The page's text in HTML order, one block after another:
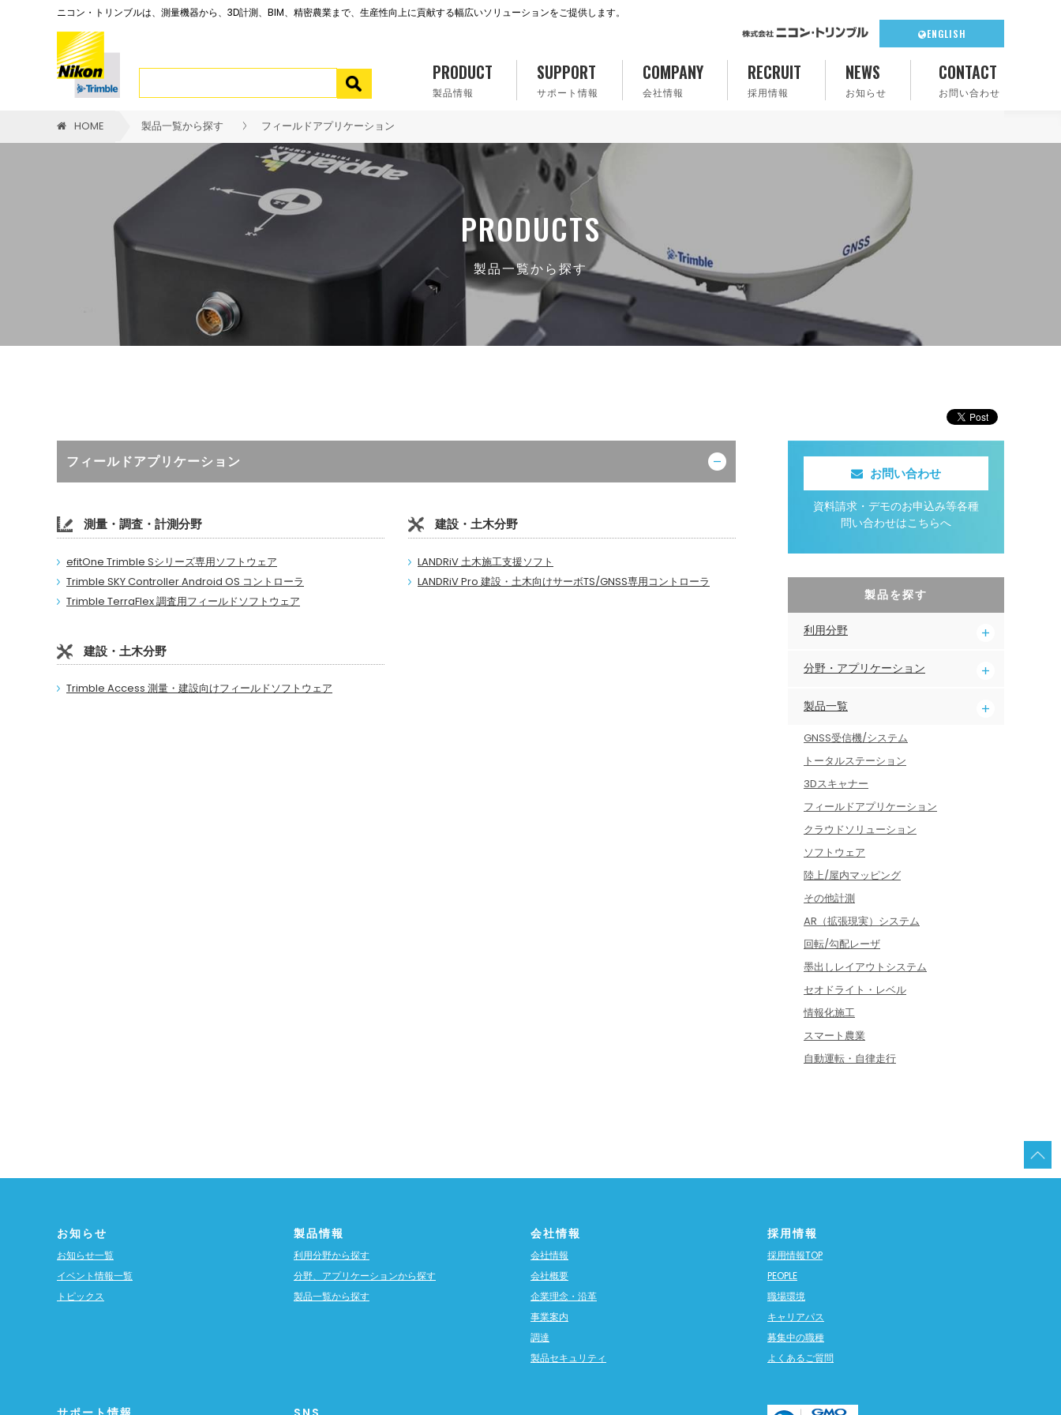
ニコン・トリンブルは、測量機器から、3D計測、BIM、精密農業まで、生産性向上に貢献する幅広いソリューションをご提供します。
ENGLISH
PRODUCT
製品情報
SUPPORT
サポート情報
COMPANY
会社情報
RECRUIT
採用情報
NEWS
お知らせ
CONTACT
お問い合わせ
HOME 製品一覧から探す フィールドアプリケーション
PRODUCTS
製品一覧から探す
フィールドアプリケーション
測量・調査・計測分野
efitOne Trimble Sシリーズ専用ソフトウェア
Trimble SKY Controller Android OS コントローラ
Trimble TerraFlex 調査用フィールドソフトウェア
建設・土木分野
LANDRiV 土木施工支援ソフト
LANDRiV Pro 建設・土木向けサーボTS/GNSS専用コントローラ
建設・土木分野
Trimble Access 測量・建設向けフィールドソフトウェア
お問い合わせ
資料請求・デモのお申込み等各種
問い合わせはこちらへ
製品を探す
利用分野
分野・アプリケーション
製品一覧
GNSS受信機/システム
トータルステーション
3Dスキャナー
フィールドアプリケーション
クラウドソリューション
ソフトウェア
陸上/屋内マッピング
その他計測
AR（拡張現実）システム
回転/勾配レーザ
墨出しレイアウトシステム
セオドライト・レベル
情報化施工
スマート農業
自動運転・自律走行
お知らせ
お知らせ一覧
イベント情報一覧
トピックス
製品情報
利用分野から探す
分野、アプリケーションから探す
製品一覧から探す
会社情報
会社情報
会社概要
企業理念・沿革
事業案内
調達
製品セキュリティ
採用情報
採用情報TOP
PEOPLE
職場環境
キャリアパス
募集中の職種
よくあるご質問